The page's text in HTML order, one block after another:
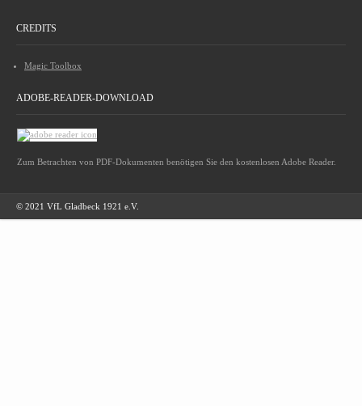
CREDITS
Magic Toolbox
ADOBE-READER-DOWNLOAD
Zum Betrachten von PDF-Dokumenten benötigen Sie den kostenlosen Adobe Reader.
© 2021 VfL Gladbeck 1921 e.V.